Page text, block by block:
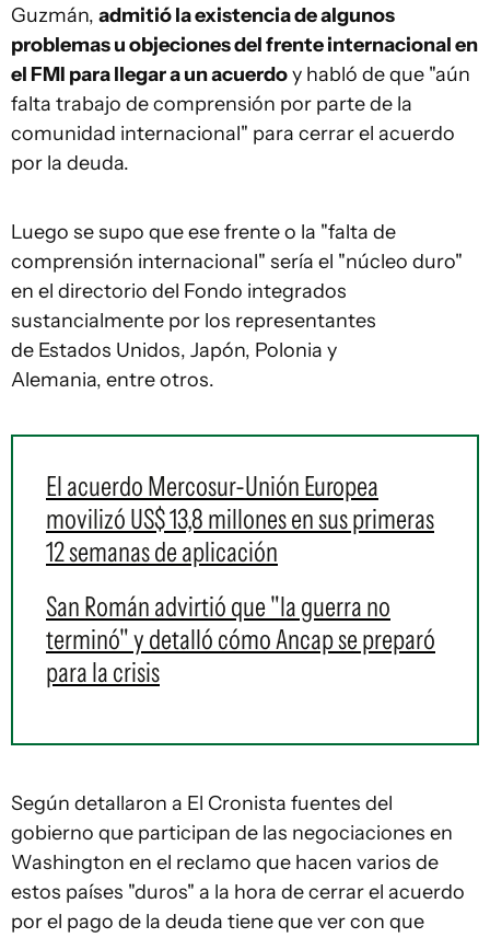
Guzmán, admitió la existencia de algunos
problemas u objeciones del frente internacional en
el FMI para llegar a un acuerdoy habló de que "aún
falta trabajo de comprensión por parte de la
comunidad internacional" para cerrar el acuerdo
por la deuda.
Luego se supo que ese frente o la "falta de
comprensión internacional" sería el "núcleo duro"
en el directorio del Fondo integrados
sustancialmente por los representantes
de Estados Unidos, Japón, Polonia y
Alemania, entre otros.
El acuerdo Mercosur-Unión Europea
movilizó US$ 13,8 millones en sus primeras
12 semanas de aplicación
San Román advirtió que "la guerra no
terminó" y detalló cómo Ancap se preparó
para la crisis
Según detallaron a El Cronista fuentes del
gobierno que participan de las negociaciones en
Washington en el reclamo que hacen varios de
estos países "duros" a la hora de cerrar el acuerdo
por el pago de la deuda tiene que ver con que